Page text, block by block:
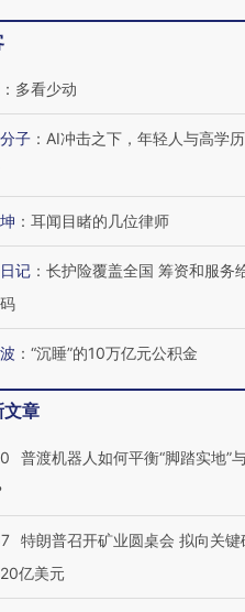
四届链博
“链”接产
有意思的生活方式·第三对
： 多看少动
子 ： AI冲击之下，年轻人与高学
： 耳闻目睹的几位律师
记 ： 长护险覆盖全国 筹资和服务
： “沉睡”的10万亿元公积金
文章
普渡机器人如何平衡“脚踏实地”
特朗普召开矿业圆桌会 拟向关键
亿美元